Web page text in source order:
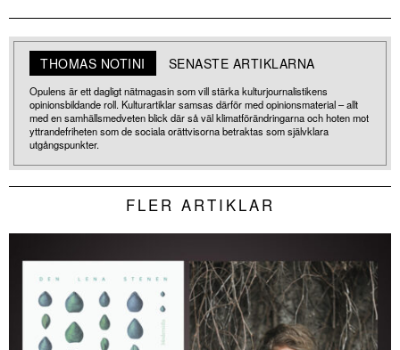
THOMAS NOTINI SENASTE ARTIKLARNA
Opulens är ett dagligt nätmagasin som vill stärka kulturjournalistikens
opinionsbildande roll. Kulturartiklar samsas därför med opinionsmaterial – allt
med en samhällsmedveten blick där så väl klimatförändringarna och hoten mot
yttrandefriheten som de sociala orättvisorna betraktas som självklara
utgångspunkter.
FLER ARTIKLAR